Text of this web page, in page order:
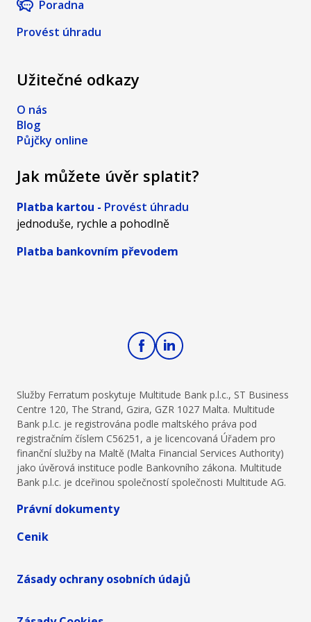
Poradna
Provést úhradu
Užitečné odkazy
O nás
Blog
Půjčky online
Jak můžete úvěr splatit?
Platba kartou - Provést úhradu
jednoduše, rychle a pohodlně
Platba bankovním převodem
Služby Ferratum poskytuje Multitude Bank p.l.c., ST Business
Centre 120, The Strand, Gzira, GZR 1027 Malta. Multitude
Bank p.l.c. je registrována podle maltského práva pod
registračním číslem C56251, a je licencovaná Úřadem pro
finanční služby na Maltě (Malta Financial Services Authority)
jako úvěrová instituce podle Bankovního zákona. Multitude
Bank p.l.c. je dceřinou společností společnosti Multitude AG.
Právní dokumenty
Cenik
Zásady ochrany osobních údajů